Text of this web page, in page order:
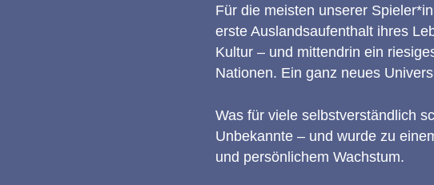
Für die meisten unserer
erste Auslandsaufenthalt ihres
Kultur – und mittendrin ein
Nationen. Ein ganz neues
Was für viele selbstverständlich
Unbekannte – und wurde zu
und persönlichem Wachstum.